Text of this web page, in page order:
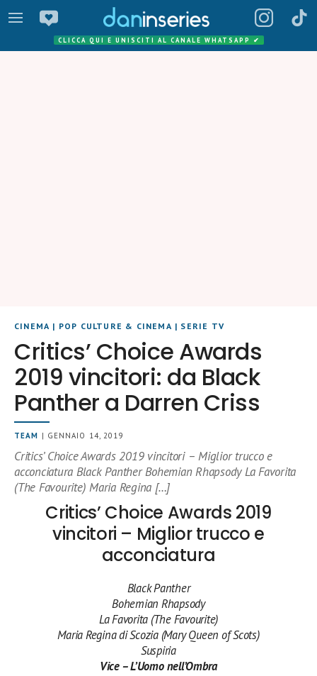
CLICCA QUI E UNISCITI AL CANALE WHATSAPP ✔
CINEMA | POP CULTURE & CINEMA | SERIE TV
Critics’ Choice Awards
2019 vincitori: da Black
Panther a Darren Criss
TEAM | GENNAIO 14, 2019
Critics’ Choice Awards 2019 vincitori – Miglior trucco e
acconciatura Black Panther Bohemian Rhapsody La Favorita
(The Favourite) Maria Regina […]
Critics’ Choice Awards 2019
vincitori – Miglior trucco e
acconciatura
Black Panther
Bohemian Rhapsody
La Favorita (The Favourite)
Maria Regina di Scozia (Mary Queen of Scots)
Suspiria
Vice – L’Uomo nell’Ombra